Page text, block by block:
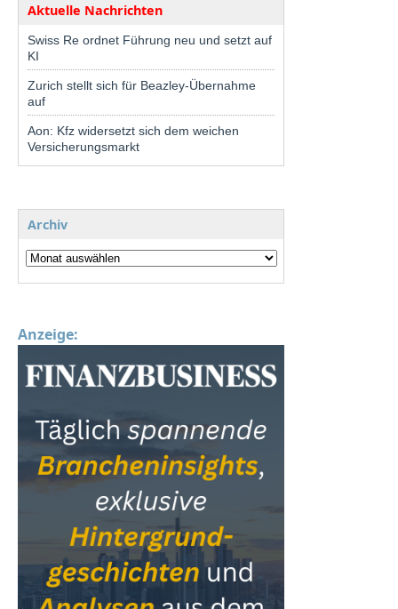
Aktuelle Nachrichten
Swiss Re ordnet Führung neu und setzt auf
KI
Zurich stellt sich für Beazley-Übernahme
auf
Aon: Kfz widersetzt sich dem weichen
Versicherungsmarkt
Archiv
Anzeige: